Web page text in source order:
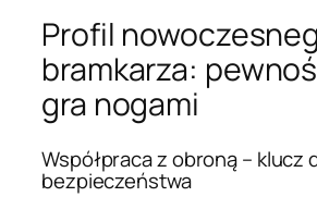
Profil
bramkarza:
gra nogami
Współpraca z obroną – klucz
bezpieczeństwa